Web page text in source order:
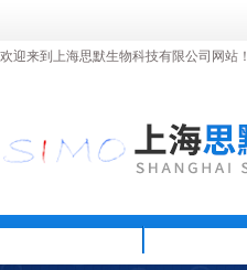
欢迎来到上海思默生物科技有限公司网站！